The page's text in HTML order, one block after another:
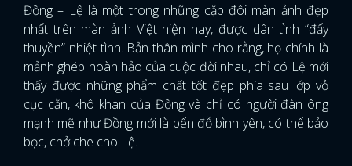
Đồng – Lệ là một trong những cặp đôi màn ảnh đẹp
nhất trên màn ảnh Việt hiện nay, được dân tình “đẩy
thuyền” nhiệt tình. Bản thân mình cho rằng, họ chính là
mảnh ghép hoàn hảo của cuộc đời nhau, chỉ có Lệ mới
thấy được những phẩm chất tốt đẹp phía sau lớp vỏ
cục cằn, khô khan của Đồng và chỉ có người đàn ông
mạnh mẽ như Đồng mới là bến đỗ bình yên, có thể bảo
bọc, chở che cho Lệ.